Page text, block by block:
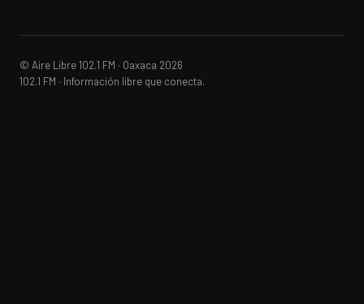
© Aire Libre 102.1 FM · Oaxaca 2026
102.1 FM · Información libre que conecta.